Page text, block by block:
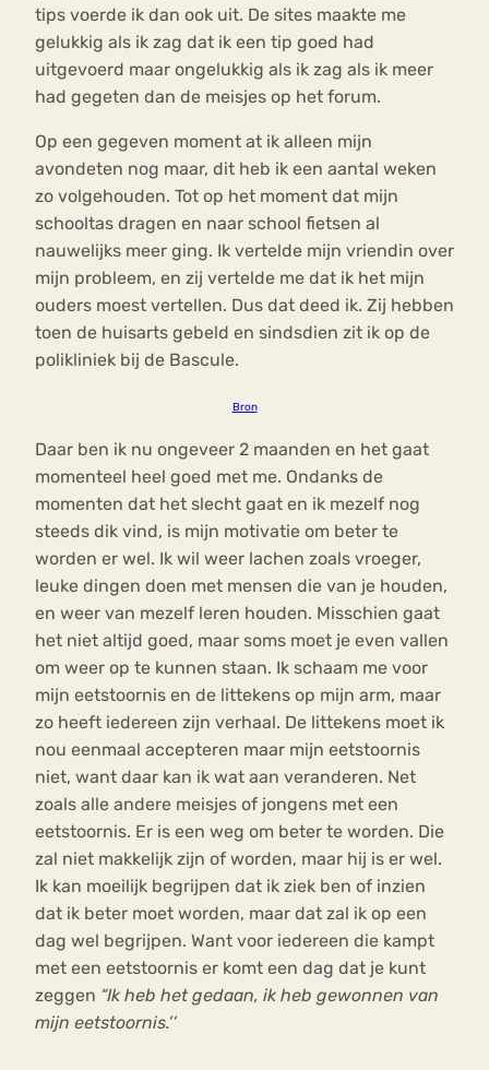
tips voerde ik dan ook uit. De sites maakte me
gelukkig als ik zag dat ik een tip goed had
uitgevoerd maar ongelukkig als ik zag als ik meer
had gegeten dan de meisjes op het forum.
Op een gegeven moment at ik alleen mijn
avondeten nog maar, dit heb ik een aantal weken
zo volgehouden. Tot op het moment dat mijn
schooltas dragen en naar school fietsen al
nauwelijks meer ging. Ik vertelde mijn vriendin over
mijn probleem, en zij vertelde me dat ik het mijn
ouders moest vertellen. Dus dat deed ik. Zij hebben
toen de huisarts gebeld en sindsdien zit ik op de
polikliniek bij de Bascule.
Bron
Daar ben ik nu ongeveer 2 maanden en het gaat
momenteel heel goed met me. Ondanks de
momenten dat het slecht gaat en ik mezelf nog
steeds dik vind, is mijn motivatie om beter te
worden er wel. Ik wil weer lachen zoals vroeger,
leuke dingen doen met mensen die van je houden,
en weer van mezelf leren houden. Misschien gaat
het niet altijd goed, maar soms moet je even vallen
om weer op te kunnen staan. Ik schaam me voor
mijn eetstoornis en de littekens op mijn arm, maar
zo heeft iedereen zijn verhaal. De littekens moet ik
nou eenmaal accepteren maar mijn eetstoornis
niet, want daar kan ik wat aan veranderen. Net
zoals alle andere meisjes of jongens met een
eetstoornis. Er is een weg om beter te worden. Die
zal niet makkelijk zijn of worden, maar hij is er wel.
Ik kan moeilijk begrijpen dat ik ziek ben of inzien
dat ik beter moet worden, maar dat zal ik op een
dag wel begrijpen. Want voor iedereen die kampt
met een eetstoornis er komt een dag dat je kunt
zeggen “Ik heb het gedaan, ik heb gewonnen van
mijn eetstoornis.’’